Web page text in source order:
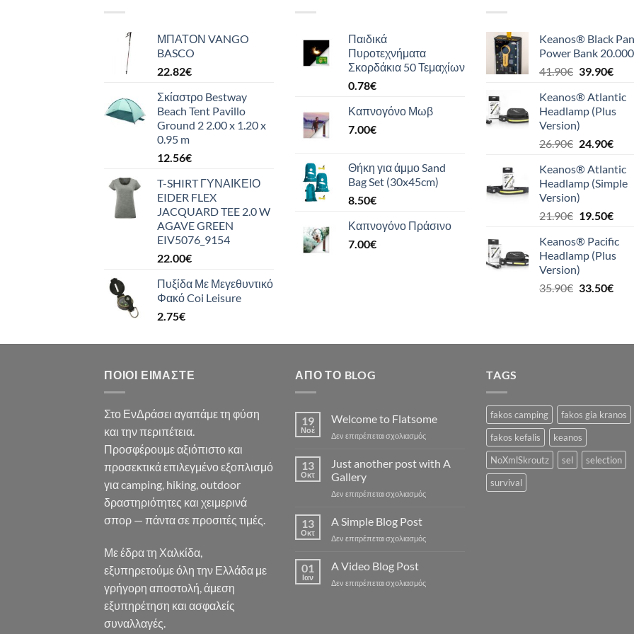
ΜΠΑΤΟΝ VANGO
BASCO
22.82€
Σκίαστρο Bestway
Beach Tent Pavillo
Ground 2 2.00 x 1.20 x
0.95 m
12.56€
T-SHIRT ΓΥΝΑΙΚΕΙΟ
EIDER FLEX
JACQUARD TEE 2.0 W
AGAVE GREEN
EIV5076_9154
22.00€
Πυξίδα Με Μεγεθυντικό
Φακό Coi Leisure
2.75€
Παιδικά
Πυροτεχνήματα
Σκορδάκια 50 Τεμαχίων
0.78€
Καπνογόνο Μωβ
7.00€
Θήκη για άμμο Sand
Bag Set (30x45cm)
8.50€
Καπνογόνο Πράσινο
7.00€
Keanos® Black
Power Bank 20.000
41.90€ Original
was:
41.90€.
39.90€Η
τιμή
είναι:
Keanos® Atlantic
Headlamp (Plus
Version)
26.90€ Original
was:
26.90€.
24.90€Η
τιμή
είναι:
Keanos® Atlantic
Headlamp (Simple
Version)
21.90€ Original
was:
21.90€.
19.50€Η
τιμή
είναι:
Keanos® Pacific
Headlamp (Plus
Version)
35.90€ Original
33.50€Η
ΠΟΙΟΙ ΕΊΜΑΣΤΕ
Στο ΕνΔράσει αγαπάμε τη φύση
και την περιπέτεια.
Προσφέρουμε αξιόπιστο και
προσεκτικά επιλεγμένο εξοπλισμό
για camping, hiking, outdoor
δραστηριότητες και χειμερινά
σπορ — πάντα σε προσιτές τιμές.
Με έδρα τη Χαλκίδα,
εξυπηρετούμε όλη την Ελλάδα με
γρήγορη αποστολή, άμεση
εξυπηρέτηση και ασφαλείς
συναλλαγές.
ΑΠΌ ΤΟ BLOG
19
Νοέ
Welcome to Flatsome
Δεν επιτρέπεται σχολιασμόςστο
to
Flatsome
13
Οκτ
Just another post with A
Gallery
Δεν επιτρέπεται σχολιασμόςστο
with
13
Οκτ
A Simple Blog Post
Δεν επιτρέπεται σχολιασμόςστο
Post
01
Ιαν
A Video Blog Post
Δεν επιτρέπεται σχολιασμόςστο
TAGS
fakos camping
fakos gia kranos
fakos kefalis
keanos
NoXmlSkroutz
sel
selection
survival